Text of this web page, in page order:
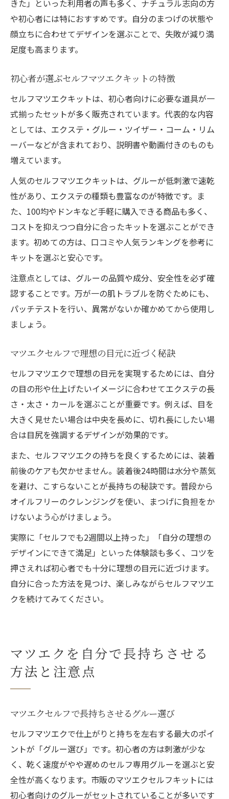
きた」といった利用者の声も多く、ナチュラル志向の方
や初心者には特におすすめです。自分のまつげの状態や
顔立ちに合わせてデザインを選ぶことで、失敗が減り満
足度も高まります。
初心者が選ぶセルフマツエクキットの特徴
セルフマツエクキットは、初心者向けに必要な道具が一
式揃ったセットが多く販売されています。代表的な内容
としては、エクステ・グルー・ツイザー・コーム・リム
ーバーなどが含まれており、説明書や動画付きのものも
増えています。
人気のセルフマツエクキットは、グルーが低刺激で速乾
性があり、エクステの種類も豊富なのが特徴です。ま
た、100均やドンキなど手軽に購入できる商品も多く、
コストを抑えつつ自分に合ったキットを選ぶことができ
ます。初めての方は、口コミや人気ランキングを参考に
キットを選ぶと安心です。
注意点としては、グルーの品質や成分、安全性を必ず確
認することです。万が一の肌トラブルを防ぐためにも、
パッチテストを行い、異常がないか確かめてから使用し
ましょう。
マツエクセルフで理想の目元に近づく秘訣
セルフマツエクで理想の目元を実現するためには、自分
の目の形や仕上げたいイメージに合わせてエクステの長
さ・太さ・カールを選ぶことが重要です。例えば、目を
大きく見せたい場合は中央を長めに、切れ長にしたい場
合は目尻を強調するデザインが効果的です。
また、セルフマツエクの持ちを良くするためには、装着
前後のケアも欠かせません。装着後24時間は水分や蒸気
を避け、こすらないことが長持ちの秘訣です。普段から
オイルフリーのクレンジングを使い、まつげに負担をか
けないよう心がけましょう。
実際に「セルフでも2週間以上持った」「自分の理想の
デザインにできて満足」といった体験談も多く、コツを
押さえれば初心者でも十分に理想の目元に近づけます。
自分に合った方法を見つけ、楽しみながらセルフマツエ
クを続けてみてください。
マツエクを自分で長持ちさせる
方法と注意点
マツエクセルフで長持ちさせるグルー選び
セルフマツエクで仕上がりと持ちを左右する最大のポイ
ントが「グルー選び」です。初心者の方は刺激が少な
く、乾く速度がやや遅めのセルフ専用グルーを選ぶと安
全性が高くなります。市販のマツエクセルフキットには
初心者向けのグルーがセットされていることが多いです